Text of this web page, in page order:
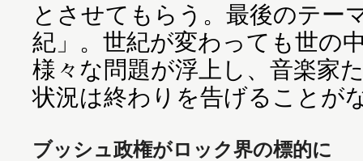
とさせてもらう。最後のテー
紀」。世紀が変わっても世の
様々な問題が浮上し、音楽家
状況は終わりを告げることが
ブッシュ政権がロック界の標的に